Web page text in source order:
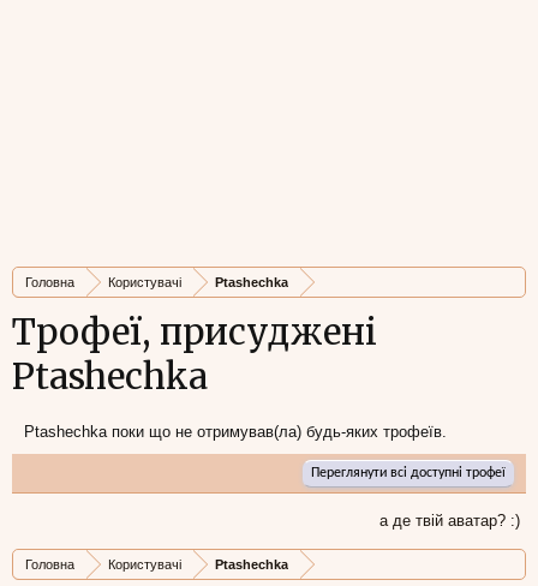
Головна Користувачі Ptashechka
Трофеї, присуджені
Ptashechka
Ptashechka поки що не отримував(ла) будь-яких трофеїв.
Переглянути всі доступні трофеї
а де твій аватар? :)
Головна Користувачі Ptashechka